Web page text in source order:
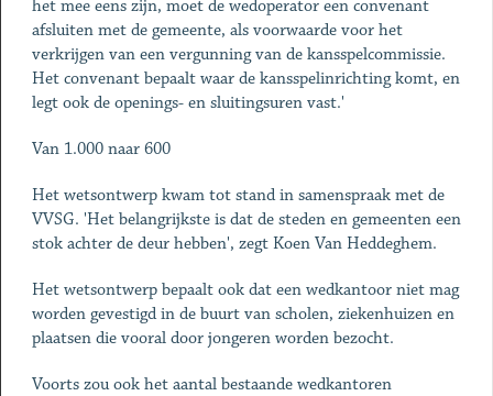
het mee eens zijn, moet de wedoperator een convenant
afsluiten met de gemeente, als voorwaarde voor het
verkrijgen van een vergunning van de kansspelcommissie.
Het convenant bepaalt waar de kansspelinrichting komt, en
legt ook de openings- en sluitingsuren vast.'
Van 1.000 naar 600
Het wetsontwerp kwam tot stand in samenspraak met de
VVSG. 'Het belangrijkste is dat de steden en gemeenten een
stok achter de deur hebben', zegt Koen Van Heddeghem.
Het wetsontwerp bepaalt ook dat een wedkantoor niet mag
worden gevestigd in de buurt van scholen, ziekenhuizen en
plaatsen die vooral door jongeren worden bezocht.
Voorts zou ook het aantal bestaande wedkantoren